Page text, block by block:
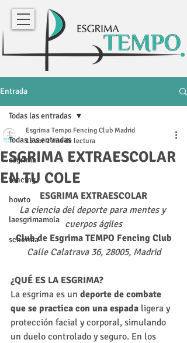
Entrada
Todas las entradas
esgrima
fencing
howto
laesgrimamola
scherma
Todas las entradas
ESGRIMA EXTRAESCOLAR
EN TU COLE
Esgrima Tempo Fencing Club Madrid
15 abr 2 min de lectura
ESGRIMA EXTRAESCOLAR
La ciencia del deporte para mentes y
cuerpos ágiles
Club de Esgrima TEMPO Fencing Club
Calle Calatrava 36, 28005, Madrid
¿QUÉ ES LA ESGRIMA?
La esgrima es un deporte de combate
que se practica con una espada ligera y
protección facial y corporal, simulando
un duelo controlado y seguro. En los